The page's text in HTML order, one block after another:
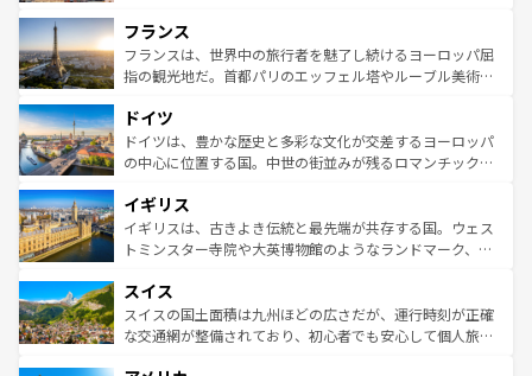
ませてくれるイタリアで、忘れられない旅をしてみよう！
なお、新着のイタリア情報はコンテンツ一覧 を参照してほ
しい。
文化が根付くこの国では、情熱的なフラメンコ、熱気あふ
れる闘牛、そして美味しいタパスが生活の一部となってい
る。首都マドリードの洗練された雰囲気や、バルセロナの
の城塞都市、穏やかなビーチリゾートまで多彩な表情を見
せる。地方によって風土や気候が異なるスペインはその個
性で訪れる人を魅了する。 なお、新着のスペイン情報はコ
フランス
フランスは、世界中の旅行者を魅了し続けるヨーロッパ屈
指の観光地だ。首都パリのエッフェル塔やルーブル美術館
で、幅広い魅力が詰まっている。華麗な宮殿、歴史的な大
聖堂、美しいビーチ、そして豊かな自然が、訪れる者を心
から魅了する。また、フランスは美食の国としても知ら
いる。シャンパンの発祥地であるランス、プロヴァンスの
香り高いラベンダー畑など、多彩な楽しみ方が可能だ。さ
らに、パリ以外の地域にも魅力が溢れており、どの街角に
れる地方に足を運ぶとそれぞれで全く異なる文化を体験で
きるだろう。 なお、新着のフランス情報はコンテンツ一覧
を参照してほしい。
ドイツ
ドイツは、豊かな歴史と多彩な文化が交差するヨーロッパ
の中心に位置する国。中世の街並みが残るロマンチック街
顔を持つこの国は、どこを歩いても飽きることがない。ベ
ルリンの文化的活気、バイエルン州のアルプスの絶景、そ
してライン川沿いのワイン畑といった風景は必見。ビール
は、お酒好きな人にはぜひ体験してほしい。 なお、新着の
ドイツ情報はコンテンツ一覧を参照してほしい。
イギリス
イギリスは、古きよき伝統と最先端が共存する国。ウェス
トミンスター寺院や大英博物館のようなランドマーク、歴
リアごとに異なる魅力がある。また、優雅なアフタヌーン
ティー、ビール好きにはたまらない英国パブ、サッカー観
戦など、本場だからこそできる体験も豊富。イギリスを旅
スイス
スイスの国土面積は九州ほどの広さだが、運行時刻が正確
な交通網が整備されており、初心者でも安心して個人旅行